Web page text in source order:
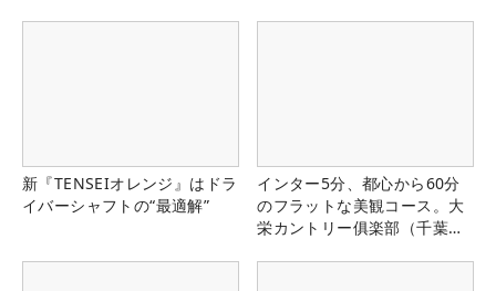
新『TENSEIオレンジ』はドラ
イバーシャフトの“最適解”
インター5分、都心から60分
のフラットな美観コース。大
栄カントリー俱楽部（千葉